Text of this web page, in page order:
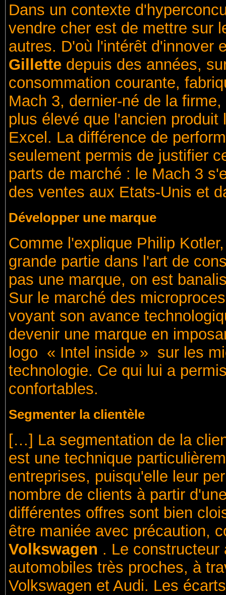
Dans un contexte
vendre cher est de mettre sur
autres. D'où l'intérêt d'innover
Gillette depuis des années,
consommation courante,
Mach 3, dernier-né de la
plus élevé que l'ancien
Excel. La différence de
seulement permis de justifier
parts de marché : le Mach 3
des ventes aux Etats-Unis et
Développer une marque
Comme l'explique Philip
grande partie dans l'art de
pas une marque, on est
Sur le marché des
voyant son avance
devenir une marque en
logo « Intel inside » sur les
technologie. Ce qui lui a
confortables.
Segmenter la clientèle
[…] La segmentation de la
est une technique
entreprises, puisqu'elle leur
nombre de clients à partir
différentes offres sont bien
être maniée avec précaution,
Volkswagen . Le constructeur
automobiles très proches, à
Volkswagen et Audi. Les